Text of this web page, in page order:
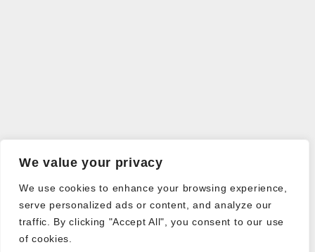
We value your privacy
We use cookies to enhance your browsing experience,
serve personalized ads or content, and analyze our
traffic. By clicking "Accept All", you consent to our use
of cookies.